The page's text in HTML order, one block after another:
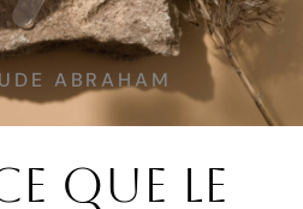
ABRAHAM
que le